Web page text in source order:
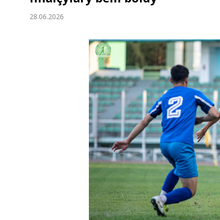
Ykdysadyýet
Medeniýet
Ylym
Sport
28.06.2026